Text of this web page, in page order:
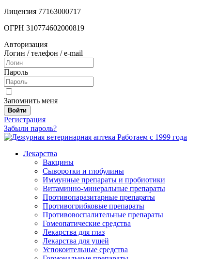
Лицензия 77163000717
ОГРН 310774602000819
Авторизация
Логин / телефон / e-mail
Пароль
Запомнить меня
Войти
Регистрация
Забыли пароль?
Работаем с 1999 года
Лекарства
Вакцины
Сыворотки и глобулины
Иммунные препараты и пробиотики
Витаминно-минеральные препараты
Противопаразитарные препараты
Противогрибковые препараты
Противовоспалительные препараты
Гомеопатические средства
Лекарства для глаз
Лекарства для ушей
Успокоительные средства